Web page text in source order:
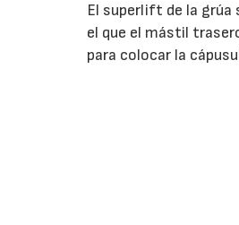
El superlift de la
el que el mástil
para colocar la